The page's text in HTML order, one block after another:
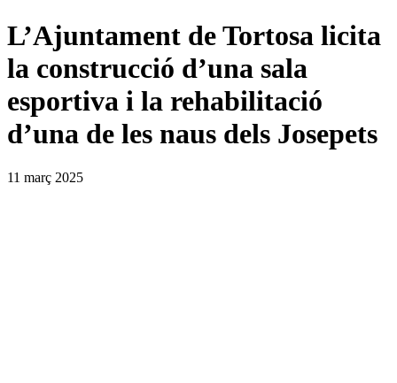
L’Ajuntament de Tortosa licita
la construcció d’una sala
esportiva i la rehabilitació
d’una de les naus dels Josepets
11 març 2025